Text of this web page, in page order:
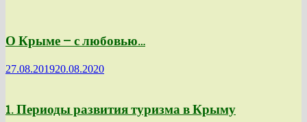
О Крыме — с любовью…
27.08.201920.08.2020
1. Периоды развития туризма в Крыму